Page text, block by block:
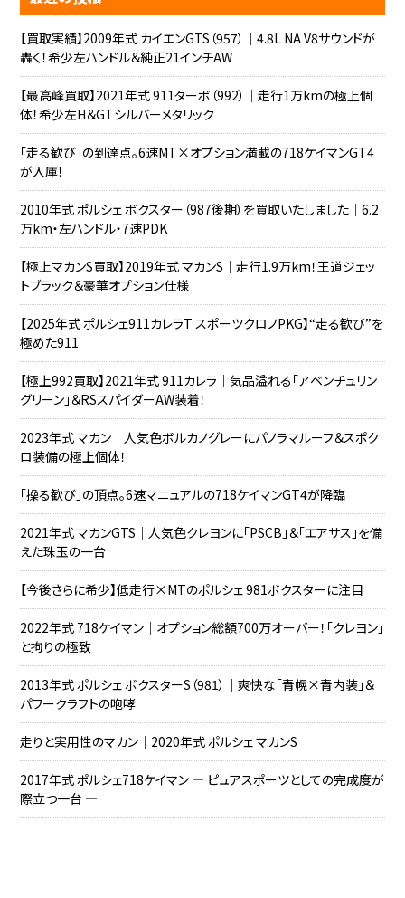
【買取実績】2009年式 カイエンGTS（957）｜4.8L NA V8サウンドが
轟く！希少左ハンドル＆純正21インチAW
【最高峰買取】2021年式 911ターボ（992）｜走行1万kmの極上個
体！希少左H＆GTシルバーメタリック
「走る歓び」の到達点。6速MT×オプション満載の718ケイマンGT4
が入庫！
2010年式 ポルシェ ボクスター（987後期）を買取いたしました｜6.2
万km・左ハンドル・7速PDK
【極上マカンS買取】2019年式 マカンS｜走行1.9万km！王道ジェッ
トブラック＆豪華オプション仕様
【2025年式 ポルシェ911カレラT スポーツクロノPKG】“走る歓び”を
極めた911
【極上992買取】2021年式 911カレラ｜気品溢れる「アベンチュリン
グリーン」＆RSスパイダーAW装着！
2023年式 マカン｜人気色ボルカノグレーにパノラマルーフ＆スポク
ロ装備の極上個体！
「操る歓び」の頂点。6速マニュアルの718ケイマンGT4が降臨
2021年式 マカンGTS｜人気色クレヨンに「PSCB」＆「エアサス」を備
えた珠玉の一台
【今後さらに希少】低走行×MTのポルシェ 981ボクスターに注目
2022年式 718ケイマン｜オプション総額700万オーバー！「クレヨン」
と拘りの極致
2013年式 ポルシェ ボクスターS（981）｜爽快な「青幌×青内装」＆
パワークラフトの咆哮
走りと実用性のマカン｜2020年式 ポルシェ マカンS
2017年式 ポルシェ718ケイマン ― ピュアスポーツとしての完成度が
際立つ一台 ―